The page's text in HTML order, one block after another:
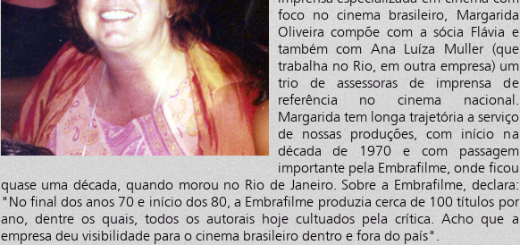
foco no cinema brasileiro, Margarida
Oliveira compõe com a sócia Flávia e
também com Ana Luíza Muller (que
trabalha no Rio, em outra empresa) um
trio de assessoras de imprensa de
referência no cinema nacional.
Margarida tem longa trajetória a serviço
de nossas produções, com início na
década de 1970 e com passagem
importante pela Embrafilme, onde ficou
quase uma década, quando morou no Rio de Janeiro. Sobre a Embrafilme, declara:
"No final dos anos 70 e início dos 80, a Embrafilme produzia cerca de 100 títulos por
ano, dentre os quais, todos os autorais hoje cultuados pela crítica. Acho que a
empresa deu visibilidade para o cinema brasileiro dentro e fora do país".